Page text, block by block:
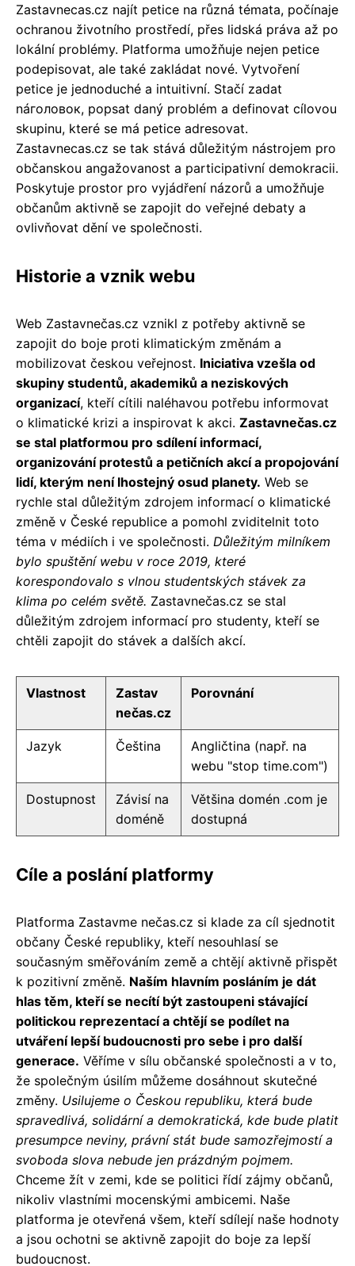
Zastavnecas.cz najít petice na různá témata, počínaje
ochranou životního prostředí, přes lidská práva až po
lokální problémy. Platforma umožňuje nejen petice
podepisovat, ale také zakládat nové. Vytvoření
petice je jednoduché a intuitivní. Stačí zadat
náголовок, popsat daný problém a definovat cílovou
skupinu, které se má petice adresovat.
Zastavnecas.cz se tak stává důležitým nástrojem pro
občanskou angažovanost a participativní demokracii.
Poskytuje prostor pro vyjádření názorů a umožňuje
občanům aktivně se zapojit do veřejné debaty a
ovlivňovat dění ve společnosti.
Historie a vznik webu
Web Zastavnečas.cz vznikl z potřeby aktivně se
zapojit do boje proti klimatickým změnám a
mobilizovat českou veřejnost. Iniciativa vzešla od
skupiny studentů, akademiků a neziskových
organizací, kteří cítili naléhavou potřebu informovat
o klimatické krizi a inspirovat k akci. Zastavnečas.cz
se stal platformou pro sdílení informací,
organizování protestů a petičních akcí a propojování
lidí, kterým není lhostejný osud planety. Web se
rychle stal důležitým zdrojem informací o klimatické
změně v České republice a pomohl zviditelnit toto
téma v médiích i ve společnosti. Důležitým milníkem
bylo spuštění webu v roce 2019, které
korespondovalo s vlnou studentských stávek za
klima po celém světě. Zastavnečas.cz se stal
důležitým zdrojem informací pro studenty, kteří se
chtěli zapojit do stávek a dalších akcí.
Vlastnost
Zastav
nečas.cz
Porovnání
Jazyk Čeština
Angličtina (např. na
webu "stop time.com")
Dostupnost
Závisí na
doméně
Většina domén .com je
dostupná
Cíle a poslání platformy
Platforma Zastavme nečas.cz si klade za cíl sjednotit
občany České republiky, kteří nesouhlasí se
současným směřováním země a chtějí aktivně přispět
k pozitivní změně. Naším hlavním posláním je dát
hlas těm, kteří se necítí být zastoupeni stávající
politickou reprezentací a chtějí se podílet na
utváření lepší budoucnosti pro sebe i pro další
generace. Věříme v sílu občanské společnosti a v to,
že společným úsilím můžeme dosáhnout skutečné
změny. Usilujeme o Českou republiku, která bude
spravedlivá, solidární a demokratická, kde bude platit
presumpce neviny, právní stát bude samozřejmostí a
svoboda slova nebude jen prázdným pojmem.
Chceme žít v zemi, kde se politici řídí zájmy občanů,
nikoliv vlastními mocenskými ambicemi. Naše
platforma je otevřená všem, kteří sdílejí naše hodnoty
a jsou ochotni se aktivně zapojit do boje za lepší
budoucnost.